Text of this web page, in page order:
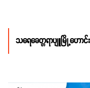
သရေခေတ္တရာပျူမြို့ဟော